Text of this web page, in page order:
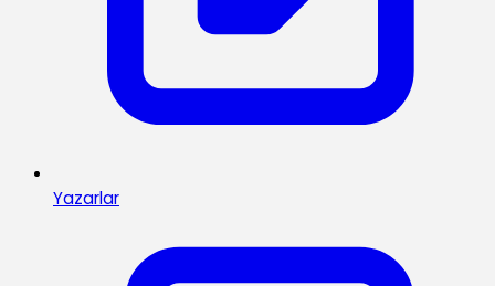
Yazarlar